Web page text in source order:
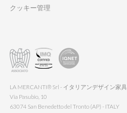
クッキー管理
LA MERCANTI® Srl - イタリアンデザイン家具
Via Pasubio, 10
63074 San Benedetto del Tronto (AP) - ITALY